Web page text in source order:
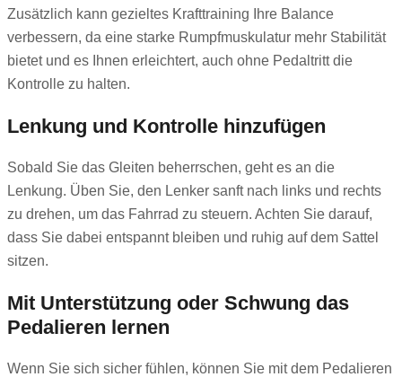
Zusätzlich kann gezieltes Krafttraining Ihre Balance
verbessern, da eine starke Rumpfmuskulatur mehr Stabilität
bietet und es Ihnen erleichtert, auch ohne Pedaltritt die
Kontrolle zu halten.
Lenkung und Kontrolle hinzufügen
Sobald Sie das Gleiten beherrschen, geht es an die
Lenkung. Üben Sie, den Lenker sanft nach links und rechts
zu drehen, um das Fahrrad zu steuern. Achten Sie darauf,
dass Sie dabei entspannt bleiben und ruhig auf dem Sattel
sitzen.
Mit Unterstützung oder Schwung das
Pedalieren lernen
Wenn Sie sich sicher fühlen, können Sie mit dem Pedalieren